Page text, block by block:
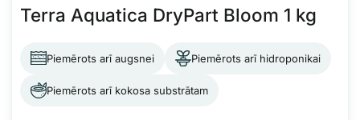
Terra Aquatica DryPart Bloom 1 kg
Piemērots arī augsnei Piemērots arī hidroponikai
Piemērots arī kokosa substrātam